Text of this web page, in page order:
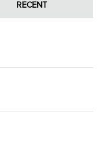
RECENT